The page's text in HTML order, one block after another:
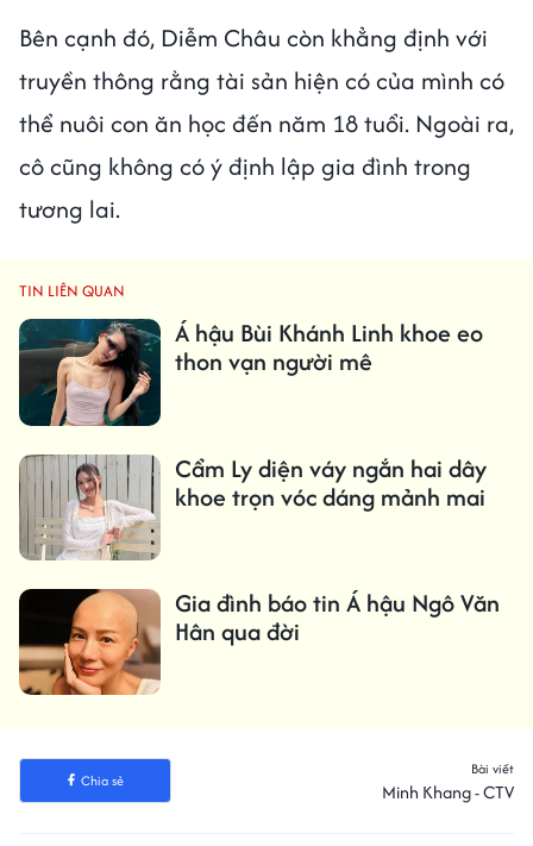
Bên cạnh đó, Diễm Châu còn khẳng định với
truyền thông rằng tài sản hiện có của mình có
thể nuôi con ăn học đến năm 18 tuổi. Ngoài ra,
cô cũng không có ý định lập gia đình trong
tương lai.
TIN LIÊN QUAN
Á hậu Bùi Khánh Linh khoe eo
thon vạn người mê
Cẩm Ly diện váy ngắn hai dây
khoe trọn vóc dáng mảnh mai
Gia đình báo tin Á hậu Ngô Văn
Hân qua đời
Chia sẻ
Bài viết
Minh Khang - CTV